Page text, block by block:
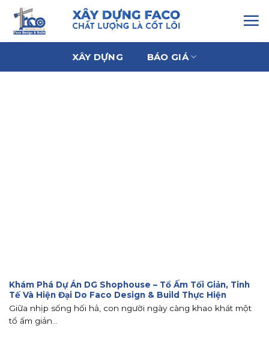
Chuyển
đến
nội
XÂY DỰNG BÁO GIÁ
Khám Phá Dự Án DG Shophouse – Tổ Ấm Tối Giản, Tinh
Tế Và Hiện Đại Do Faco Design & Build Thực Hiện
Giữa nhịp sống hối hả, con người ngày càng khao khát một
tổ ấm giản...